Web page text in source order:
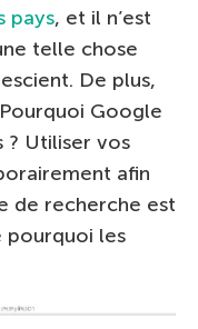
pays, et il n’est
telle chose
De plus,
Google
? Utiliser vos
afin
de recherche est
pourquoi les